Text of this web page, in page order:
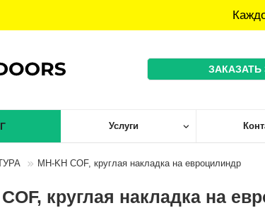
ЗАКАЗАТЬ
Услуги
MH-KH COF, круглая накладка на евроцилиндр
круглая накладка на